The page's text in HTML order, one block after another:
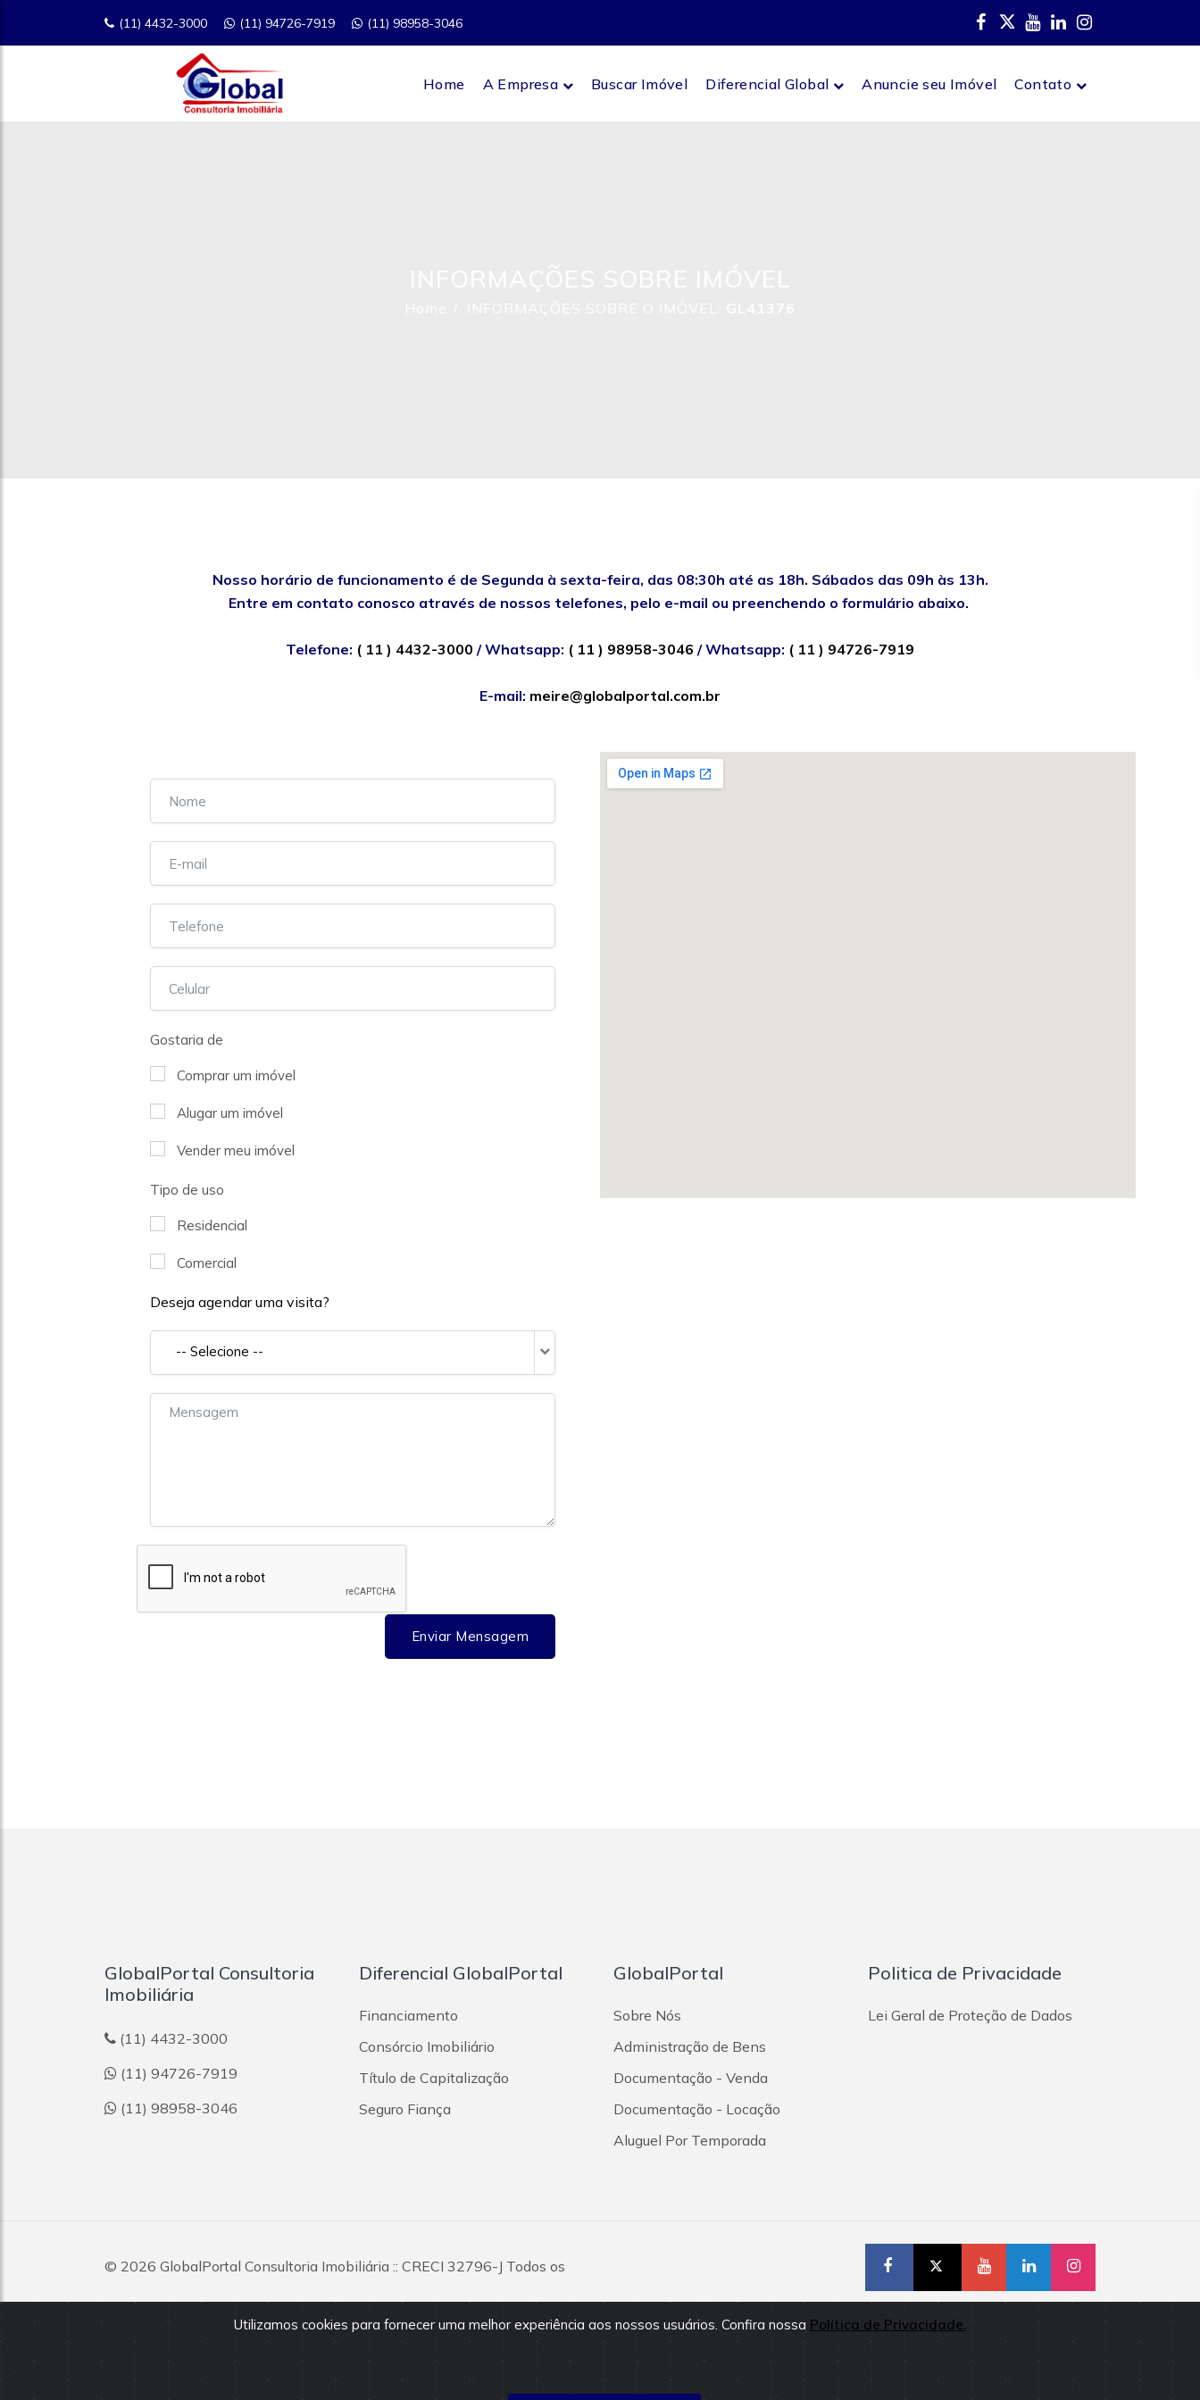
(11) 4432-3000 (11) 94726-7919 (11) 98958-3046
Home A Empresa Buscar Imóvel Diferencial Global Anuncie seu Imóvel Contato
Nosso horário de funcionamento é de Segunda à sexta-feira, das 08:30h até as 18h. Sábados das 09h às 13h.
Entre em contato conosco através de nossos telefones, pelo e-mail ou preenchendo o formulário abaixo.
Telefone: ( 11 ) 4432-3000 / Whatsapp: ( 11 ) 98958-3046 / Whatsapp: ( 11 ) 94726-7919
E-mail: meire@globalportal.com.br
Gostaria de
Comprar um imóvel
Alugar um imóvel
Vender meu imóvel
Tipo de uso
Residencial
Comercial
Deseja agendar uma visita?
-- Selecione --
Enviar Mensagem
Utilizamos cookies para fornecer uma melhor experiência aos nossos usuários. Confira nossa Política de Privacidade.
GlobalPortal Consultoria
Imobiliária
(11) 4432-3000
(11) 94726-7919
(11) 98958-3046
Diferencial GlobalPortal
Financiamento
Consórcio Imobiliário
Título de Capitalização
Seguro Fiança
GlobalPortal
Sobre Nós
Administração de Bens
Documentação - Venda
Documentação - Locação
Aluguel Por Temporada
Politica de Privacidade
Lei Geral de Proteção de Dados
© 2026 GlobalPortal Consultoria Imobiliária :: CRECI 32796-J Todos os